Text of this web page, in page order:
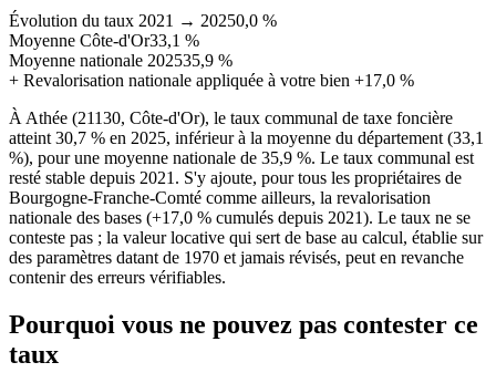
Évolution du taux 2021 → 20250,0 %
Moyenne Côte-d'Or33,1 %
Moyenne nationale 202535,9 %
+ Revalorisation nationale appliquée à votre bien +17,0 %
À Athée (21130, Côte-d'Or), le taux communal de taxe foncière
atteint 30,7 % en 2025, inférieur à la moyenne du département (33,1
%), pour une moyenne nationale de 35,9 %. Le taux communal est
resté stable depuis 2021. S'y ajoute, pour tous les propriétaires de
Bourgogne-Franche-Comté comme ailleurs, la revalorisation
nationale des bases (+17,0 % cumulés depuis 2021). Le taux ne se
conteste pas ; la valeur locative qui sert de base au calcul, établie sur
des paramètres datant de 1970 et jamais révisés, peut en revanche
contenir des erreurs vérifiables.
Pourquoi vous ne pouvez pas contester ce
taux